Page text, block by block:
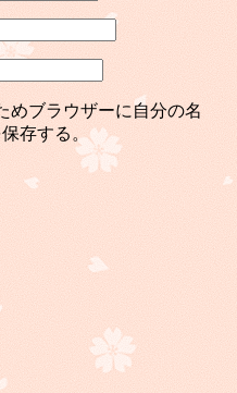
めブラウザーに自分の名
存する。